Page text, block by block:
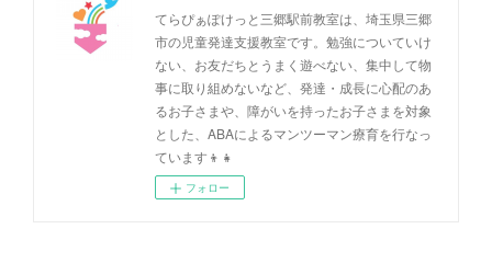
てらぴぁぽけっと三郷駅前教室は、埼玉県三郷
市の児童発達支援教室です。勉強についていけ
ない、お友だちとうまく遊べない、集中して物
事に取り組めないなど、発達・成長に心配のあ
るお子さまや、障がいを持ったお子さまを対象
とした、ABAによるマンツーマン療育を行なっ
ています👦👧
フォロー